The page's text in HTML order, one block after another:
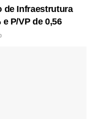
de Infraestrutura
P/VP de 0,56